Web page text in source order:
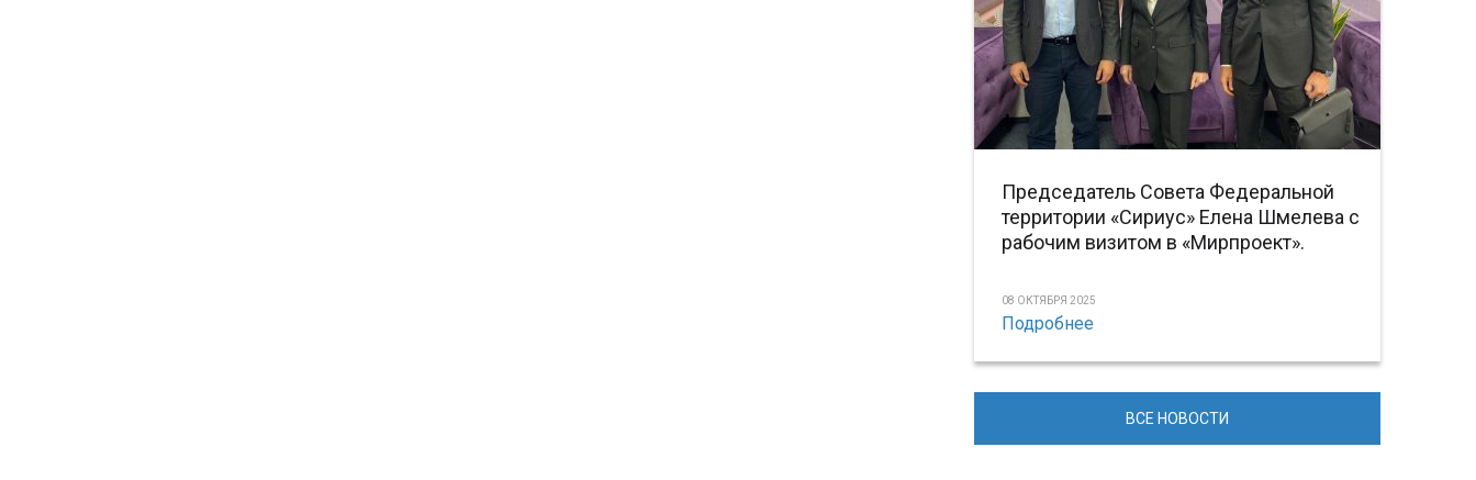
Председатель Совета Федеральной
территории «Сириус» Елена Шмелева с
рабочим визитом в «Мирпроект».
08 ОКТЯБРЯ 2025
Подробнее
ВСЕ НОВОСТИ